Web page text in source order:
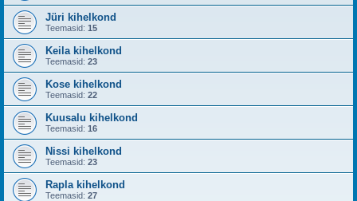
Jüri kihelkond
Teemasid: 15
Keila kihelkond
Teemasid: 23
Kose kihelkond
Teemasid: 22
Kuusalu kihelkond
Teemasid: 16
Nissi kihelkond
Teemasid: 23
Rapla kihelkond
Teemasid: 27